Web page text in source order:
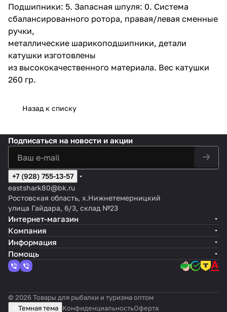
Подшипники: 5. Запасная шпуля: 0. Система
сбалансированного ротора, правая/левая сменные
ручки,
металлические шарикоподшипники, детали
катушки изготовлены
из высококачественного материала. Вес катушки
260 гр.
Назад к списку
Подписаться на новости и акции
+7 (928) 755-13-57
eastshark80@bk.ru
Ростовская область, х.Нижнетемерницкий
улица Гайдара, 6/3, склад №23
Интернет-магазин
Компания
Информация
Помощь
© 2026 Товары для рыбалки и туризма оптом
Темная тема КонфиденциальностьОферта